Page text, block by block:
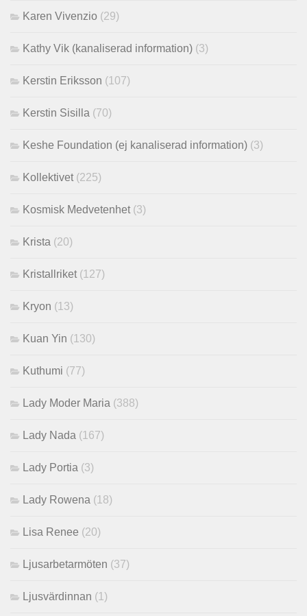
Karen Vivenzio (29)
Kathy Vik (kanaliserad information) (3)
Kerstin Eriksson (107)
Kerstin Sisilla (70)
Keshe Foundation (ej kanaliserad information) (3)
Kollektivet (225)
Kosmisk Medvetenhet (3)
Krista (20)
Kristallriket (127)
Kryon (13)
Kuan Yin (130)
Kuthumi (77)
Lady Moder Maria (388)
Lady Nada (167)
Lady Portia (3)
Lady Rowena (18)
Lisa Renee (20)
Ljusarbetarmöten (37)
Ljusvärdinnan (1)